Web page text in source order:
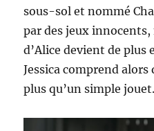
sous-sol et nommé
par des jeux
d’Alice devient de
Jessica comprend alors
plus qu’un simple